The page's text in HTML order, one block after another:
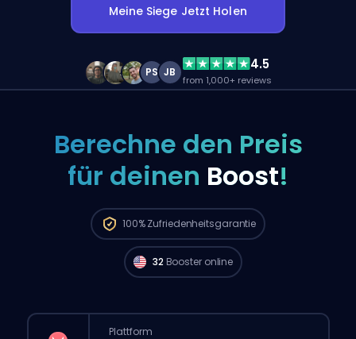
Meine Siege Jetzt Holen
PS JB 4.5
from 1,000+ reviews
Berechne den Preis
für deinen Boost!
100%Zufriedenheitsgarantie
verfügbar und können deine Bestellung
sofort starten. 🔥
32 Booster online
Plattform